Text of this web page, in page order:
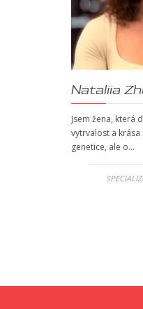
Nataliia
Jsem žena, která
vytrvalost a krása
genetice, ale o…